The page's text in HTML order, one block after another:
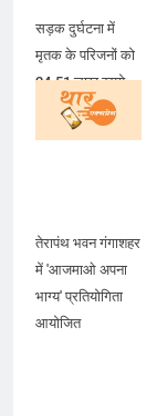
सड़क दुर्घटना में
मृतक के परिजनों को
24.51 लाख रुपये
मुआवजे का आदेश
तेरापंथ भवन गंगाशहर
में 'आजमाओ अपना
भाग्य' प्रतियोगिता
आयोजित